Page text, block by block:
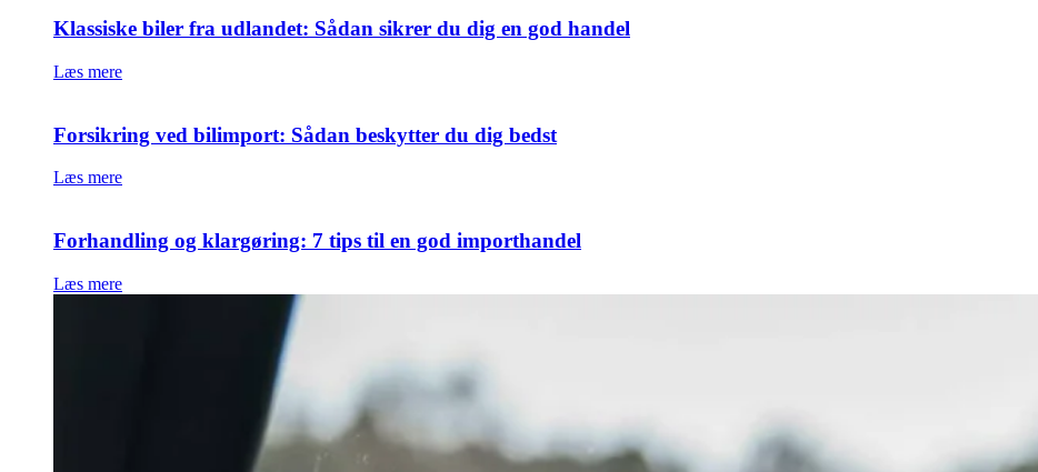
Klassiske biler fra udlandet: Sådan sikrer du dig en god handel
Læs mere
Forsikring ved bilimport: Sådan beskytter du dig bedst
Læs mere
Forhandling og klargøring: 7 tips til en god importhandel
Læs mere